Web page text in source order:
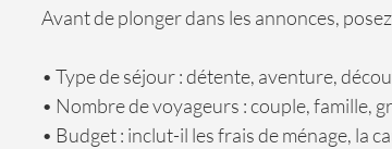
Avant de plonger dans les annonces,
• Type de séjour : détente, aventure,
• Nombre de voyageurs : couple, famille,
• Budget : inclut-il les frais de ménage, la